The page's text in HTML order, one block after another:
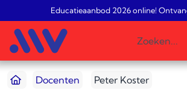
Educatieaanbod 2026 online!
Docenten Peter Koster